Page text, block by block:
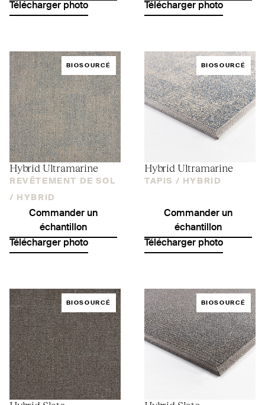
Télécharger photo
Télécharger photo
BIOSOURCÉ
Hybrid Ultramarine
REVÊTEMENT DE SOL
/
HYBRID
Commander un
échantillon
Télécharger photo
BIOSOURCÉ
Hybrid Ultramarine
TAPIS / HYBRID
Commander un
échantillon
Télécharger photo
BIOSOURCÉ BIOSOURCÉ